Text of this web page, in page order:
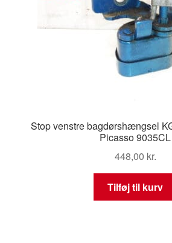
Stop venstre bagdørshængsel
Picasso 9035CL
448,00 kr.
Tilføj til kurv